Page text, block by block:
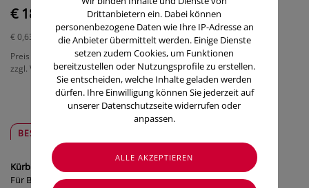
€ 18,90
€ 0,63
/ Stück
Preis inkl. MwSt.
zzgl. Versandkosten
BESCHREIBUNG
Kürbis nur 1 Tablette täglich
Für Blase und Prostata
Drittanbietern ein. Dabei können
personenbezogene Daten wie Ihre IP-Adresse an
die Anbieter übermittelt werden. Einige Dienste
setzen zudem Cookies, um Funktionen
bereitzustellen oder Nutzungsprofile zu erstellen.
Sie entscheiden, welche Inhalte geladen werden
dürfen. Ihre Einwilligung können Sie jederzeit auf
unserer Datenschutzseite widerrufen oder
anpassen.